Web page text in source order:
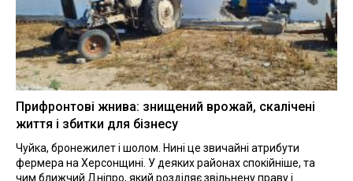
Прифронтові жнива: знищений врожай, скалічені
життя і збитки для бізнесу
Чуйка, бронежилет і шолом. Нині це звичайні атрибути
фермера на Херсонщині. У деяких районах спокійніше, та
чим ближчий Дніпро, який розділяє звільнену праву і